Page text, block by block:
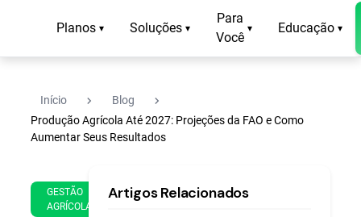
Planos ▾ Soluções ▾
Para
Você
▾ Educação ▾
Início navigate_next Blog navigate_next
Produção Agrícola Até 2027: Projeções da FAO e Como
Aumentar Seus Resultados
GESTÃO
AGRÍCOLA
Jan
min
Artigos Relacionados